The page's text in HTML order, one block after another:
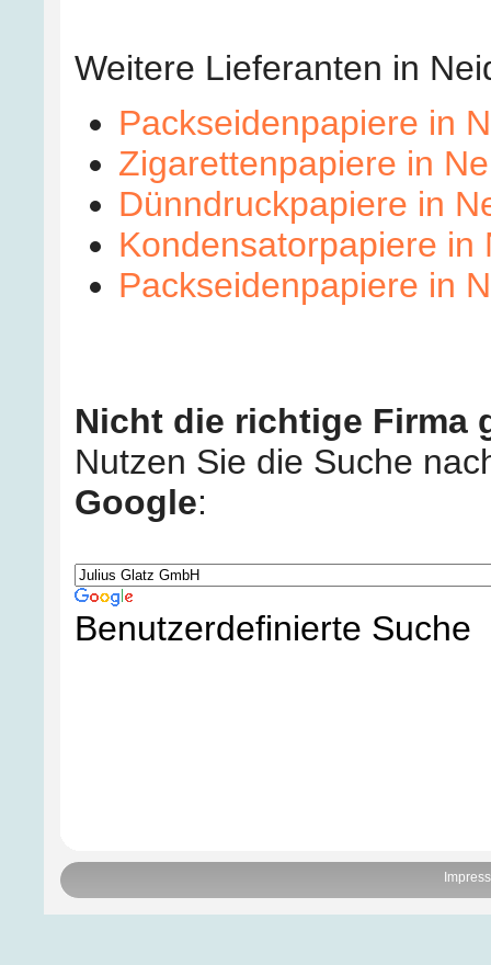
Weitere Lieferanten in
Packseidenpapiere in
Zigarettenpapiere in
Dünndruckpapiere in
Kondensatorpapiere in
Packseidenpapiere in
Nicht die richtige Firma
Nutzen Sie die Suche
Google:
Benutzerdefinierte Suche